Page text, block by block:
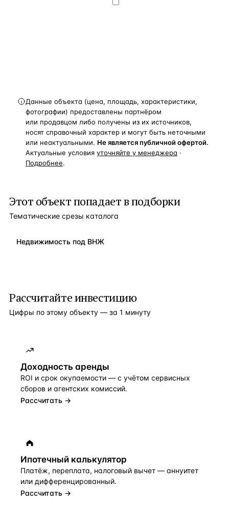
Данные объекта (цена, площадь, характеристики,
фотографии) предоставлены партнёром
или продавцом либо получены из их источников,
носят справочный характер и могут быть неточными
или неактуальными. Не является публичной офертой.
Актуальные условия уточняйте у менеджера ·
Подробнее.
Этот объект попадает в подборки
Тематические срезы каталога
Недвижимость под ВНЖ
Рассчитайте инвестицию
Цифры по этому объекту — за 1 минуту
Доходность аренды
ROI и срок окупаемости — с учётом сервисных
сборов и агентских комиссий.
Рассчитать →
Ипотечный калькулятор
Платёж, переплата, налоговый вычет — аннуитет
или дифференцированный.
Рассчитать →